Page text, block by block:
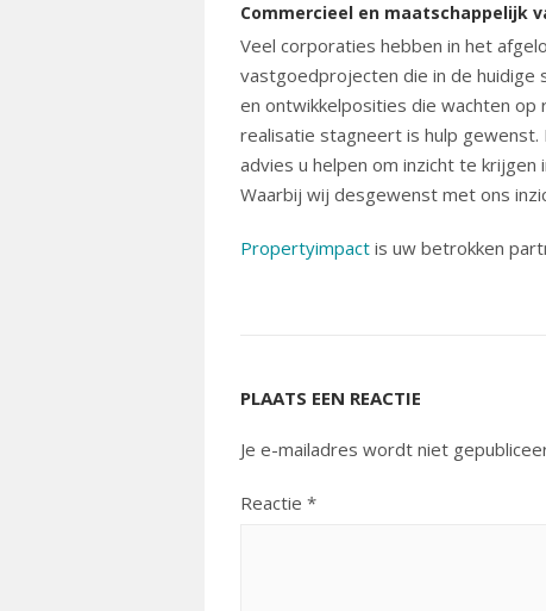
Commercieel en maatschappelijk
Veel corporaties hebben in het
vastgoedprojecten die in de huidige
en ontwikkelposities die wachten op
realisatie stagneert is hulp
advies u helpen om inzicht te
Waarbij wij desgewenst met ons
Propertyimpact is uw betrokken
PLAATS EEN REACTIE
Je e-mailadres wordt niet
Reactie *